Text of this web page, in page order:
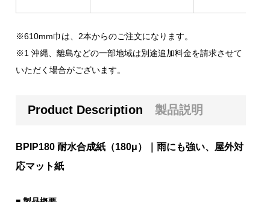
※610mm巾は、2本からのご注文になります。
※1 沖縄、離島などの一部地域は別途追加料金を請求させて
いただく場合がございます。
Product Description 製品説明
BPIP180 耐水合成紙（180μ）｜雨にも強い、屋外対
応マット紙